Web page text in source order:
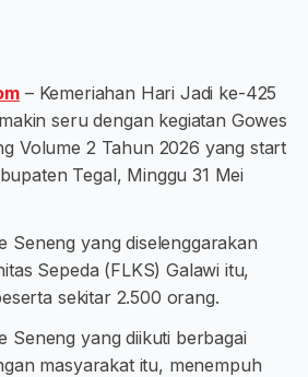
– Kemeriahan Hari Jadi ke-425
seru dengan kegiatan Gowes
Volume 2 Tahun 2026 yang start
Tegal, Minggu 31 Mei
Seneng yang diselenggarakan
Sepeda (FLKS) Galawi itu,
sekitar 2.500 orang.
Seneng yang diikuti berbagai
masyarakat itu, menempuh